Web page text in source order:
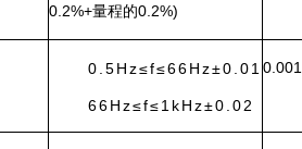
0.2%+量程的0.2%)
0.5Hz≤f≤66Hz±0.01
66Hz≤f≤1kHz±0.02
0.001